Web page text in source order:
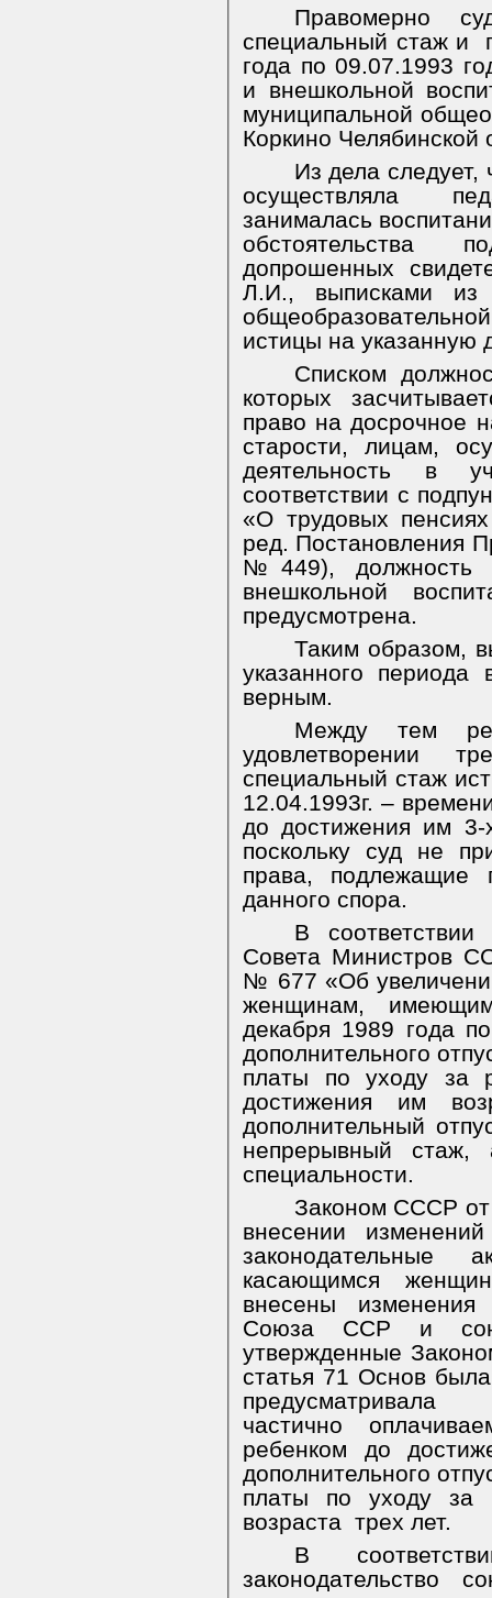
Правомерно
специальный стаж и
года по 09.07.1993
и внешкольной
муниципальной
Коркино Челябинской
Из дела следует,
осуществляла
занималась
обстоятельства
допрошенных
Л.И., выписками из
истицы на указанную
Списком
которых
право на досрочное
старости, лицам,
деятельность в
соответствии с
«О трудовых
ред. Постановления
№449), должность
внешкольной
предусмотрена.
Таким образом,
указанного периода
верным.
Между тем
удовлетворении
специальный стаж
12.04.1993г. –
до достижения им 3-
поскольку суд не
права, подлежащие
данного спора.
В
Совета Министров
№ 677 «Об
женщинам,
декабря 1989 года
дополнительного
платы по уходу за
достижения им
дополнительный
непрерывный
специальности.
Законом СССР
внесении
касающимся
внесены изменения
Союза ССР и
утвержденные
статья 71 Основ
частично
ребенком до
дополнительного
платы по уходу за
возраста трех лет.
В
законодательство